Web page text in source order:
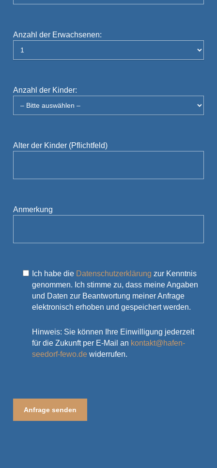
Anzahl der Erwachsenen:
Anzahl der Kinder:
Alter der Kinder (Pflichtfeld)
Anmerkung
Ich habe die Datenschutzerklärung zur Kenntnis
genommen. Ich stimme zu, dass meine Angaben
und Daten zur Beantwortung meiner Anfrage
elektronisch erhoben und gespeichert werden.
Hinweis: Sie können Ihre Einwilligung jederzeit
für die Zukunft per E-Mail an kontakt@hafen-
seedorf-fewo.de widerrufen.